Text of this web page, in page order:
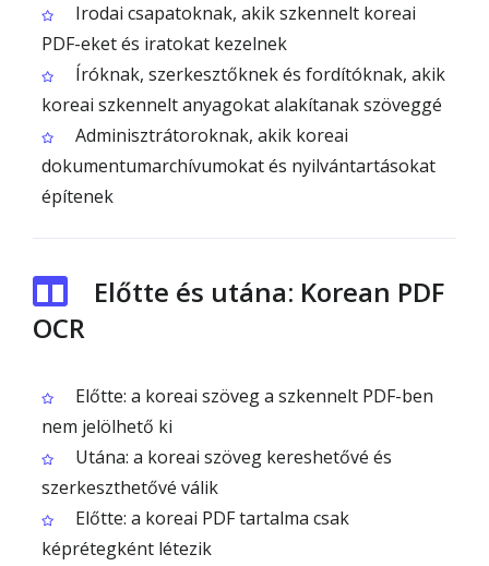
Irodai csapatoknak, akik szkennelt koreai
PDF-eket és iratokat kezelnek
Íróknak, szerkesztőknek és fordítóknak, akik
koreai szkennelt anyagokat alakítanak szöveggé
Adminisztrátoroknak, akik koreai
dokumentumarchívumokat és nyilvántartásokat
építenek
Előtte és utána: Korean PDF
OCR
Előtte: a koreai szöveg a szkennelt PDF-ben
nem jelölhető ki
Utána: a koreai szöveg kereshetővé és
szerkeszthetővé válik
Előtte: a koreai PDF tartalma csak
képrétegként létezik